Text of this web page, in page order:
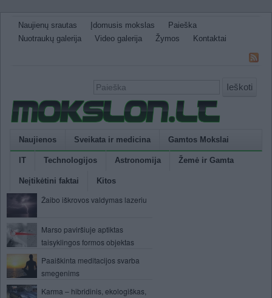
Naujienų srautas Įdomusis mokslas
Paieška
Nuotraukų galerija
Video galerija Žymos Kontaktai
Ieškoti
Naujienos Sveikata ir medicina Gamtos Mokslai
IT Technologijos Astronomija Žemė ir Gamta
Neįtikėtini faktai Kitos
Žaibo iškrovos valdymas lazeriu
Marso paviršiuje aptiktas
taisyklingos formos objektas
Paaiškinta meditacijos svarba
smegenims
Karma – hibridinis, ekologiškas,